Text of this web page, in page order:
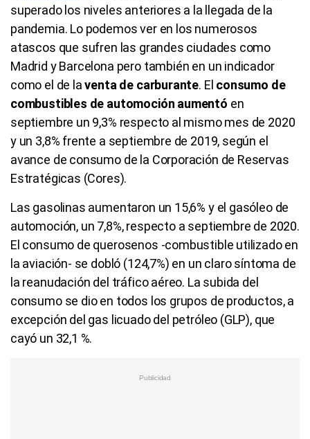
superado los niveles anteriores a la llegada de la
pandemia. Lo podemos ver en los numerosos
atascos que sufren las grandes ciudades como
Madrid y Barcelona pero también en un indicador
como el de laventa de carburante. El consumo de
combustibles de automoción aumentó en
septiembre un 9,3% respecto al mismo mes de 2020
y un 3,8% frente a septiembre de 2019, según el
avance de consumo de la Corporación de Reservas
Estratégicas (Cores).
Las gasolinas aumentaron un 15,6% y el gasóleo de
automoción, un 7,8%, respecto a septiembre de 2020.
El consumo de querosenos -combustible utilizado en
la aviación- se dobló (124,7%) en un claro síntoma de
la reanudación del tráfico aéreo. La subida del
consumo se dio en todos los grupos de productos, a
excepción del gas licuado del petróleo (GLP), que
cayó un 32,1 %.